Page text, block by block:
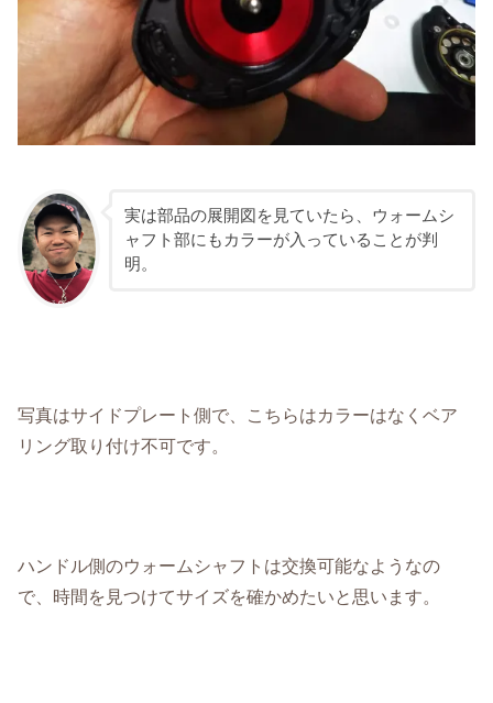
実は部品の展開図を見ていたら、ウォームシ
ャフト部にもカラーが入っていることが判
明。
写真はサイドプレート側で、こちらはカラーはなくベア
リング取り付け不可です。
ハンドル側のウォームシャフトは交換可能なようなの
で、時間を見つけてサイズを確かめたいと思います。